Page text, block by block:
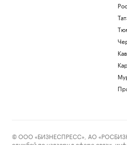
© ООО «БИЗНЕСПРЕСС», АО